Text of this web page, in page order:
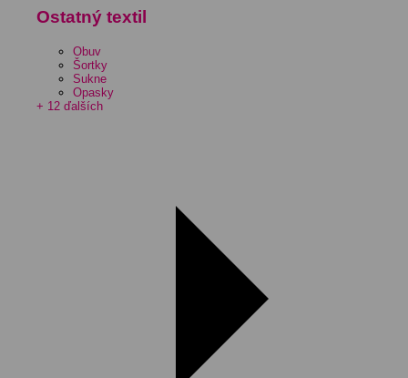
Ostatný textil
Obuv
Šortky
Sukne
Opasky
+ 12 ďalších